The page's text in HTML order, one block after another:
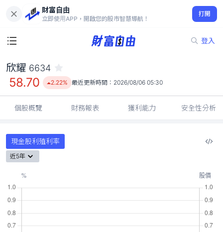
財富自由
立即使用APP，開啟您的股市智慧導航！
打開
登入
58.70
2.22%
欣耀 6634
58.70 2.22% 最近更新時間： 2026/08/06 05:30
個股概覽 財務報表 獲利能力 安全性分析
現金股利殖利率
近5年